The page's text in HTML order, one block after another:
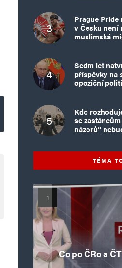
Prague Pride
v Česku není
muslimská
Sedm let
příspěvky na
opoziční
Kdo
se
názorů“
TÉMA
Co po ČRo a
Islamistický
6. díl: Brutální
85letého
kněze
Islamistický
5. díl: Krvavé
Bastily v
Mýty o Václavu
Pivo, jazz,
loajalita i
boří legendy o
Vymíráme a
porodnost
dotace,
zkrácené
Pim Fortuyn:
se nestihl